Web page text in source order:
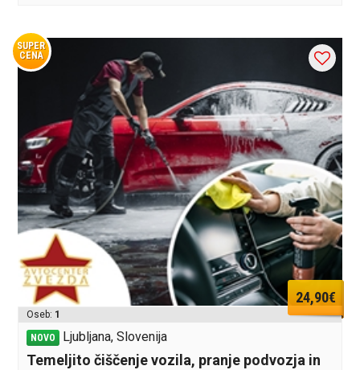
SUPER
CENA
24,90€
Oseb: 1
NOVO Ljubljana, Slovenija
Temeljito čiščenje vozila, pranje podvozja in